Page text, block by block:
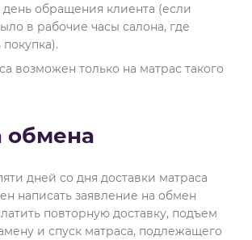
обращения клиента (если
в рабочие часы салона, где
возможен только на матрас такого
обмена
дней со дня доставки матраса
написать заявление на обмен
повторную доставку, подъем
и спуск матраса, подлежащего